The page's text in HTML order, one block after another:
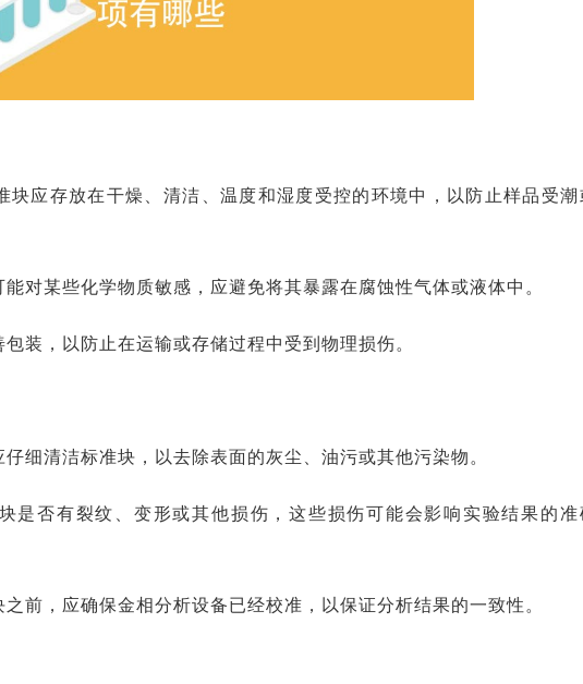
块应存放在干燥、清洁、温度和湿度受控的环境中，以防止样品受潮
对某些化学物质敏感，应避免将其暴露在腐蚀性气体或液体中。
装，以防止在运输或存储过程中受到物理损伤。
细清洁标准块，以去除表面的灰尘、油污或其他污染物。
是否有裂纹、变形或其他损伤，这些损伤可能会影响实验结果的准
前，应确保金相分析设备已经校准，以保证分析结果的一致性。